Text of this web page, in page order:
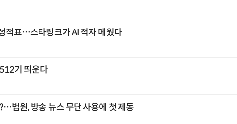
적표…스타링크가 AI 적자 메웠다
기 띄운다
법원, 방송 뉴스 무단 사용에 첫 제동